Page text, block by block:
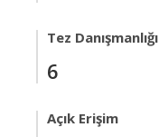
Tez Danışmanlığı
6
Açık Erişim